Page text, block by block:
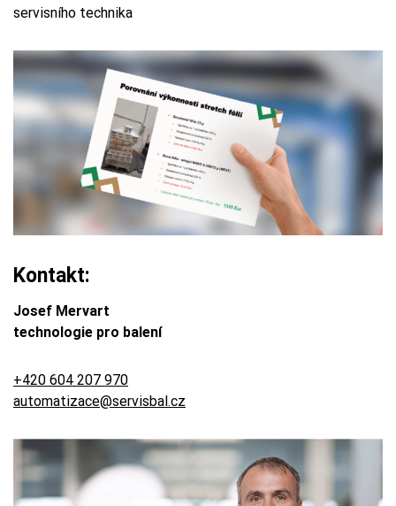
servisního technika
Kontakt:
Josef Mervart
technologie pro balení
+420 604 207 970
automatizace@servisbal.cz